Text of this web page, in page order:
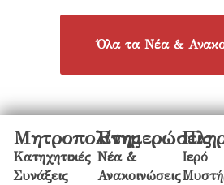
Όλα τα Νέα &
Μητροπολίτης
Κατηχητικές
Συνάξεις
Ενημερώσεις
Νέα &
Ανακοινώσεις
Ιερό